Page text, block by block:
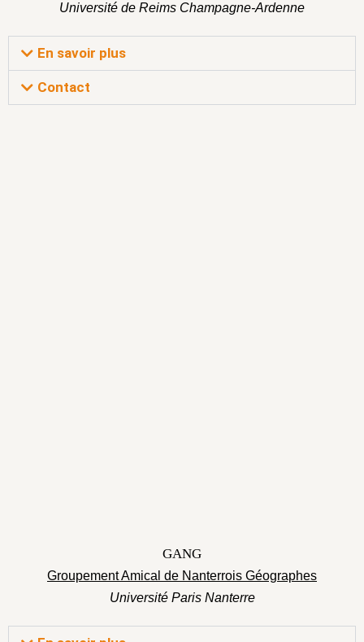
Université de Reims Champagne-Ardenne
En savoir plus
Contact
GANG
Groupement Amical de Nanterrois Géographes
Université Paris Nanterre